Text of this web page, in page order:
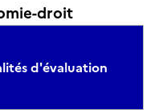
droit
d'évaluation